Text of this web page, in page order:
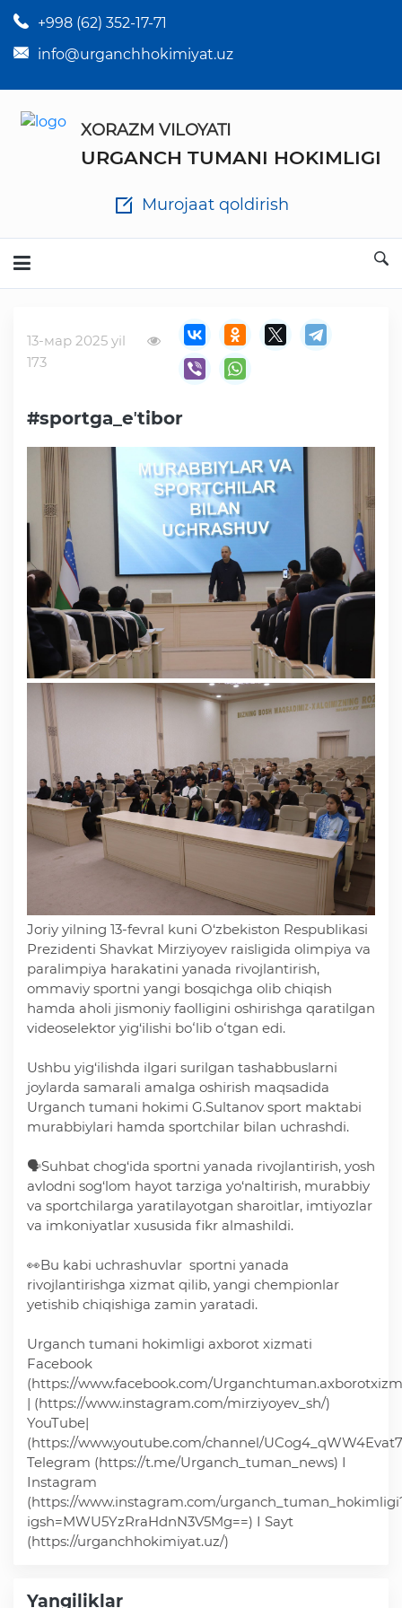
+998 (62) 352-17-71
info@urganchhokimiyat.uz
XORAZM VILOYATI
URGANCH TUMANI HOKIMLIGI
Murojaat qoldirish
Tuman hokim qarorlari
Tuman hokimi farmoyishlari
Tuman hokimligi ish yuritish yo'riqnomasi
Analitik hisobot va tahlillar
Faoliyat
Media
Statistik va tahliliy axborotlar
Davlat dasturi ijrosi
Sayyor qabullar
Aholi bandligini ta'minlash
Rasmiy munosabat
Deputatlar faoliyati
Korrupsiyaga qarshi kurash
Murojaat uchun
Korrupsiyaga qarshi kurashish bo'yicha idoraviy
hujjatlar
Korrupsiyaga qarshi kurashish bo'yicha amalga
oshirayotgan ishlar
«Elektron hukumat» tizimi
«Ochiq ma'lumotlar» PF-6247 bo'yicha
Ochiq budjet ma'lumotlar
Davlat xizmatlar yangona reestri
13-мар 2025 yil
173
#sportga_eʼtibor
Joriy yilning 13-fevral kuni O‘zbekiston Respublikasi
Prezidenti Shavkat Mirziyoyev raisligida olimpiya va
paralimpiya harakatini yanada rivojlantirish,
ommaviy sportni yangi bosqichga olib chiqish
hamda aholi jismoniy faolligini oshirishga qaratilgan
videoselektor yig‘ilishi boʻlib oʻtgan edi.
Ushbu yig‘ilishda ilgari surilgan tashabbuslarni
joylarda samarali amalga oshirish maqsadida
Urganch tumani hokimi G.Sultanov sport maktabi
murabbiylari hamda sportchilar bilan uchrashdi.
🗣Suhbat chog‘ida sportni yanada rivojlantirish, yosh
avlodni sog‘lom hayot tarziga yo‘naltirish, murabbiy
va sportchilarga yaratilayotgan sharoitlar, imtiyozlar
va imkoniyatlar xususida fikr almashildi.
👀Bu kabi uchrashuvlar sportni yanada
rivojlantirishga xizmat qilib, yangi chempionlar
yetishib chiqishiga zamin yaratadi.
Urganch tumani hokimligi axborot xizmati
Facebook
(https://www.facebook.com/
| (https://www.instagram.com/mirziyoyev_sh/)
YouTube|
(https://www.youtube.com/channel/
Telegram (https://t.me/Urganch_tuman_news) I
Instagram
(https://www.instagram.com/
igsh=MWU5YzRraHdnN3V5Mg==) I Sayt
(https://urganchhokimiyat.uz/)
Yangiliklar